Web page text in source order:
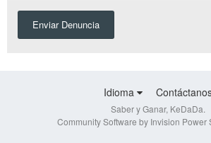
Enviar Denuncia
Idioma
Saber y Ganar, KeDaDa.
Community Software by Invision Power